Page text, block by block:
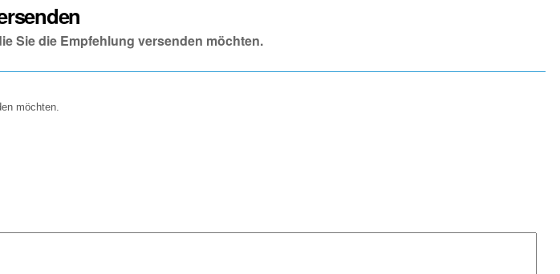
Sie die Empfehlung versenden möchten.
möchten.